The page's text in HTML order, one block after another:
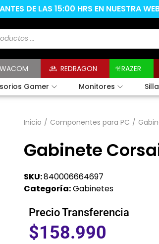
DE LAS 15:00 HRS EN NUESTRA
WACOM REDRAGON RAZER
Gamer Monitores
Inicio / Componentes para PC /
Gabinete
SKU:840006664697
Categoría:Gabinetes
Precio Transferencia
$158.990